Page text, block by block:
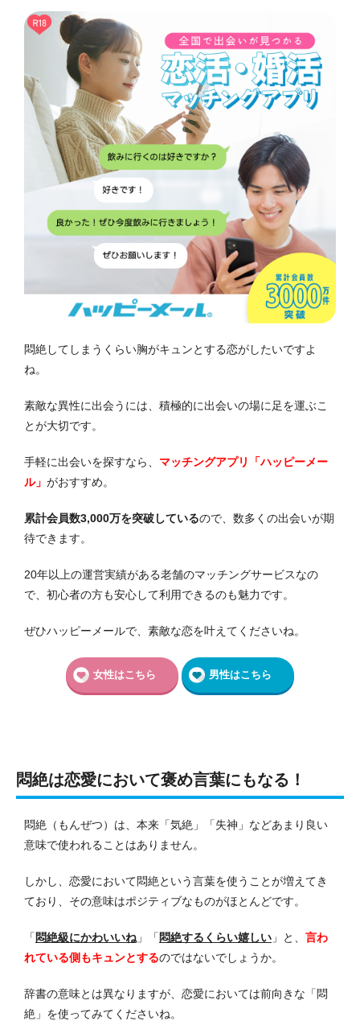
悶絶してしまうくらい胸がキュンとする恋がしたいですよ
ね。
素敵な異性に出会うには、積極的に出会いの場に足を運ぶこ
とが大切です。
手軽に出会いを探すなら、 マッチングアプリ「ハッピーメー
ル」 がおすすめ。
累計会員数3,000万を突破しているので、数多くの出会いが期
待できます。
20年以上の運営実績がある老舗のマッチングサービスなの
で、初心者の方も安心して利用できるのも魅力です。
ぜひハッピーメールで、素敵な恋を叶えてくださいね。
女性はこちら 男性はこちら
悶絶は恋愛において褒め言葉にもなる！
悶絶（もんぜつ）は、本来「気絶」「失神」などあまり良い
意味で使われることはありません。
しかし、恋愛において悶絶という言葉を使うことが増えてき
ており、その意味はポジティブなものがほとんどです。
「 悶絶級にかわいいね 」「 悶絶するくらい嬉しい 」と、 言わ
れている側もキュンとするのではないでしょうか。
辞書の意味とは異なりますが、恋愛においては前向きな「悶
絶」を使ってみてくださいね。